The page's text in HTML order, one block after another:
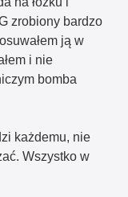
zrobiony bardzo
ją w
i nie
bomba
każdemu, nie
Wszystko w